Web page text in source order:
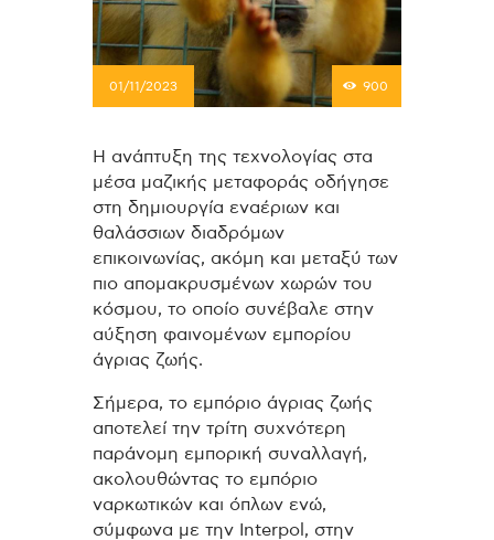
01/11/2023 900
Η ανάπτυξη της τεχνολογίας στα
μέσα μαζικής μεταφοράς οδήγησε
στη δημιουργία εναέριων και
θαλάσσιων διαδρόμων
επικοινωνίας, ακόμη και μεταξύ των
πιο απομακρυσμένων χωρών του
κόσμου, το οποίο συνέβαλε στην
αύξηση φαινομένων εμπορίου
άγριας ζωής.
Σήμερα, το εμπόριο άγριας ζωής
αποτελεί την τρίτη συχνότερη
παράνομη εμπορική συναλλαγή,
ακολουθώντας το εμπόριο
ναρκωτικών και όπλων ενώ,
σύμφωνα με την Interpol, στην